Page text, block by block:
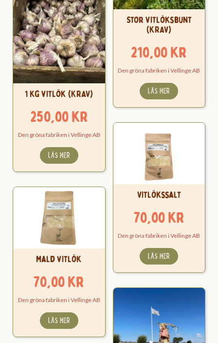
Stor vitlöksbunt
(KRAV)
210,00kr
Den gröna fabriken i Vellinge AB
LÄS MER
1 kg vitlök (KRAV)
250,00kr
Den gröna fabriken i Vellinge AB
LÄS MER
Vitlökssalt
70,00kr
Den gröna fabriken i Vellinge AB
LÄS MER
Mald vitlök
70,00kr
Den gröna fabriken i Vellinge AB
LÄS MER